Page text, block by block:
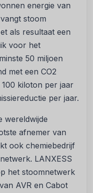
energie van
stoom
als resultaat een
voor het
50 miljoen
met een CO2
kiloton per jaar
per jaar.
wereldwijde
afnemer van
ook chemiebedrijf
LANXESS
het stoomnetwerk
AVR en Cabot